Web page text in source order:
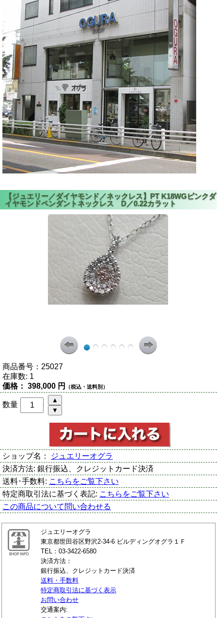
商品番号： 25027
在庫数: 1
価格： 398,000 円 （税込・送料別）
数量
ショップ名：
ジュエリーオグラ
決済方法: 銀行振込、クレジットカード決済
送料･手数料: こちらをご覧下さい
特定商取引法に基づく表記: こちらをご覧下さい
この商品について問い合わせる
ジュエリーオグラ
東京都世田谷区野沢2-34-6 ビルディングオグラ１Ｆ
TEL：03-3422-6580
決済方法：
銀行振込、クレジットカード決済
送料・手数料
特定商取引法に基づく表示
お問い合わせ
交通案内: